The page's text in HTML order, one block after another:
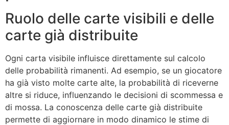
Ruolo delle carte visibili e delle
carte già distribuite
Ogni carta visibile influisce direttamente sul calcolo
delle probabilità rimanenti. Ad esempio, se un giocatore
ha già visto molte carte alte, la probabilità di riceverne
altre si riduce, influenzando le decisioni di scommessa e
di mossa. La conoscenza delle carte già distribuite
permette di aggiornare in modo dinamico le stime di